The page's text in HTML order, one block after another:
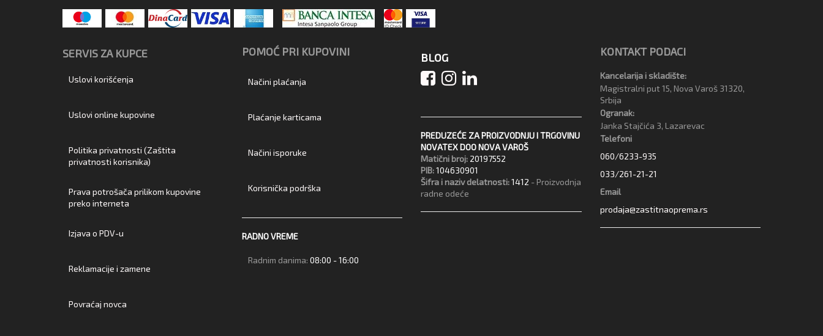
SERVIS ZA KUPCE
Uslovi korišćenja
Uslovi online kupovine
Politika privatnosti (Zaštita
privatnosti korisnika)
Prava potrošača prilikom kupovine
preko interneta
Izjava o PDV-u
Reklamacije i zamene
Povraćaj novca
POMOĆ PRI KUPOVINI
Načini plaćanja
Plaćanje karticama
Načini isporuke
Korisnička podrška
RADNO VREME
Radnim danima: 08:00 - 16:00
BLOG
PREDUZEĆE ZA PROIZVODNJU I TRGOVINU
NOVATEX DOO NOVA VAROŠ
Matični broj: 20197552
PIB:104630901
Šifra i naziv delatnosti:1412 - Proizvodnja
radne odeće
KONTAKT PODACI
Kancelarija i skladište:
Magistralni put 15, Nova Varoš 31320,
Srbija
Ogranak:
Janka Stajčića 3, Lazarevac
Telefoni
060/6233-935
033/261-21-21
Email
prodaja@zastitnaoprema.rs